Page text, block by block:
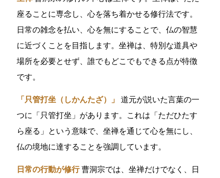
座ることに専念し、心を落ち着かせる修行法です。
日常の雑念を払い、心を無にすることで、仏の智慧
に近づくことを目指します。坐禅は、特別な道具や
場所を必要とせず、誰でもどこでもできる点が特徴
です。
「只管打坐（しかんたざ）」 道元が説いた言葉の一
つに「只管打坐」があります。これは「ただひたす
ら座る」という意味で、坐禅を通じて心を無にし、
仏の境地に達することを強調しています。
日常の行動が修行曹洞宗では、坐禅だけでなく、日